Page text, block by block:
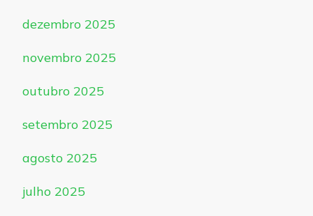
dezembro 2025
novembro 2025
outubro 2025
setembro 2025
agosto 2025
julho 2025